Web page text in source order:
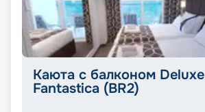
Каюта с балконом Deluxe
Fantastica (BR2)